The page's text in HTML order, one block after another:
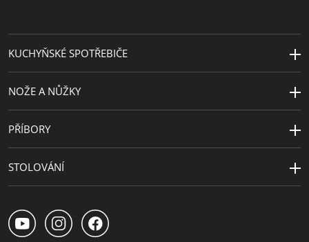
KUCHYŇSKÉ SPOTŘEBIČE
NOŽE A NŮŽKY
PŘÍBORY
STOLOVÁNÍ